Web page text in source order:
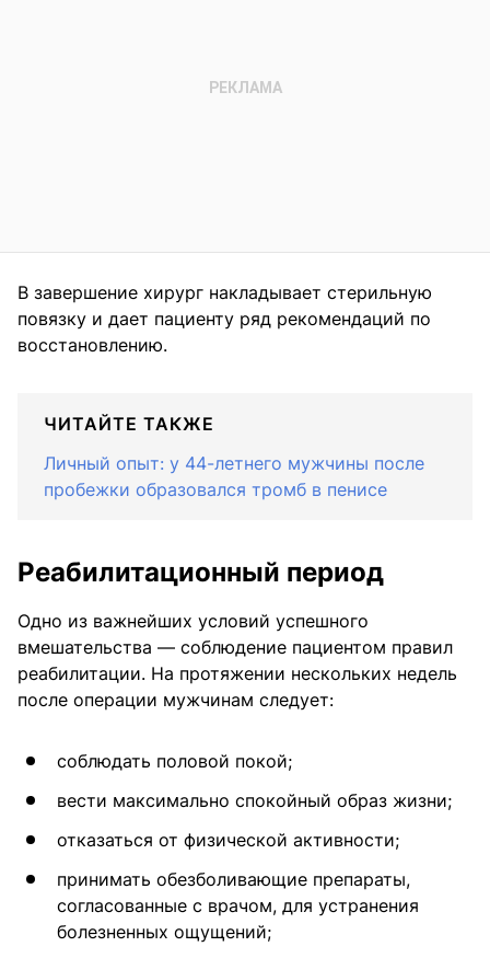
В завершение хирург накладывает стерильную
повязку и дает пациенту ряд рекомендаций по
восстановлению.
ЧИТАЙТЕ ТАКЖЕ
Личный опыт: у 44-летнего мужчины после
пробежки образовался тромб в пенисе
Реабилитационный период
Одно из важнейших условий успешного
вмешательства — соблюдение пациентом правил
реабилитации. На протяжении нескольких недель
после операции мужчинам следует:
соблюдать половой покой;
вести максимально спокойный образ жизни;
отказаться от физической активности;
принимать обезболивающие препараты,
согласованные с врачом, для устранения
болезненных ощущений;